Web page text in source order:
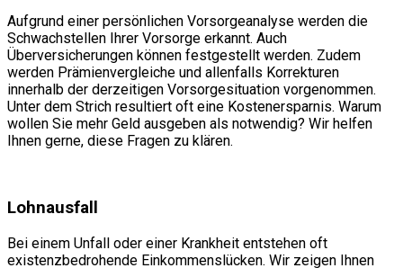
Aufgrund einer persönlichen Vorsorgeanalyse werden die
Schwachstellen Ihrer Vorsorge erkannt. Auch
Überversicherungen können festgestellt werden. Zudem
werden Prämienvergleiche und allenfalls Korrekturen
innerhalb der derzeitigen Vorsorgesituation vorgenommen.
Unter dem Strich resultiert oft eine Kostenersparnis. Warum
wollen Sie mehr Geld ausgeben als notwendig? Wir helfen
Ihnen gerne, diese Fragen zu klären.
Lohnausfall
Bei einem Unfall oder einer Krankheit entstehen oft
existenzbedrohende Einkommenslücken. Wir zeigen Ihnen